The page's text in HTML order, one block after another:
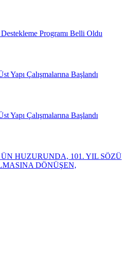
Destekleme Programı Belli Oldu
Yapı Çalışmalarına Başlandı
Yapı Çalışmalarına Başlandı
ÜN HUZURUNDA, 101. YIL SÖZÜ
DÖNÜŞEN,